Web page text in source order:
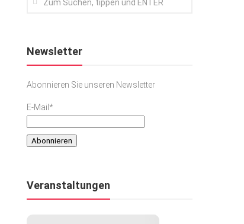
Newsletter
Abonnieren Sie unseren Newsletter
E-Mail*
Veranstaltungen